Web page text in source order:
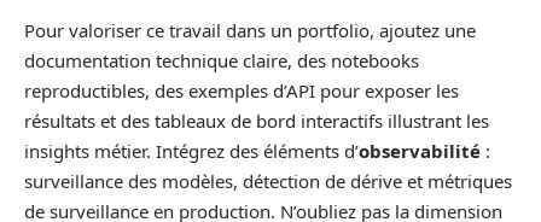
Pour valoriser ce travail dans un portfolio, ajoutez une
documentation technique claire, des notebooks
reproductibles, des exemples d’API pour exposer les
résultats et des tableaux de bord interactifs illustrant les
insights métier. Intégrez des éléments d’observabilité :
surveillance des modèles, détection de dérive et métriques
de surveillance en production. N’oubliez pas la dimension